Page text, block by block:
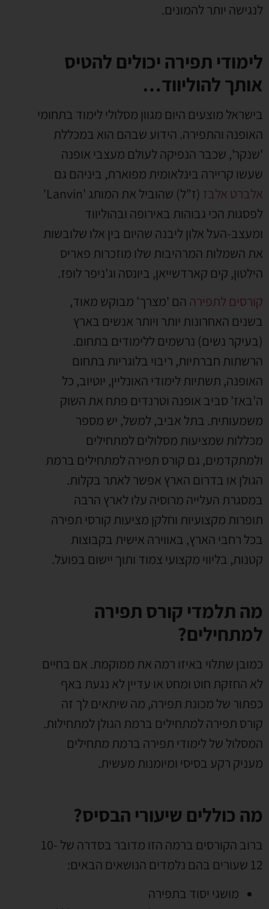
לנגישה יותר להמונים.
לימודי תפירה יכולים להטיס
אותך להוליווד…
בישראל מוצעים היום מגוון מסלולי לימוד בתחומי
האופנה והתפירה. הידוע שבהם הוא במכללת
'שנקר', שכבר הנפיקה לעולם מעצבי אופנה
שעשו קריירה בינלאומית מפוארת, ביניהם גם
אלברט אלבז
(ז"ל) שהוביל את המותג 'Lanvin'
לפסגות הכי גבוהות באירופה ובהוליווד
ומעצב-העל אלון ליבנה שהיום בין אלו שלובשות
את השמלות המרהיבות שלו מוזכרות פאריס
הילטון, קים קארדשייאן, ביונסה וג'ניפר לופז.
קורסים לתפירה הם 'מצרך' מבוקש מאוד,
בשנים האחרונות יותר ויותר אנשים בארץ
(בעיקר נשים) נרשמים ללימודים בתחום.
הרשתות חברתיות, ריבוי בלוגריות בתחום
האופנה, תשתיות לימודי האונליין, יוטיוב, כל
ה'באז' סביב אופנה וטרנדים פתח את השוק
משמעותית. בתל אביב, למשל, יש מספר
מכללות שמציעות מסלולים למתחילים
ולמתקדמים, גם קורס תפירה למתחילים ברמת
הגולן או בדרום הארץ אפשר לאתר בקלות.
במסגרת העלייה מרוסיה עלו לארץ הרבה
תופרות מקצועיות וחלקן מציעות קורסי תפירה
בכל רחבי הארץ, באווירה אישית בקבוצות
קטנות, בליווי מקצועי צמוד ותוך יישום בפועל.
מה תלמדי קורס תפירה
למתחילים?
כמובן שתלוי באיזו רמה את ממוקמת. אם בחיים
לא החזקת חוט ומחט או עדיין לא נגעת באף
כפתור של מכונת תפירה, מה שיתאים לך זה
קורס תפירה למתחילים ברמת הגולן למתחילות.
המסלול של לימודי תפירה ברמת מתחילים
מעניק רקע בסיסי ומיומנות מעשית.
מה כוללים שיעורי הבסיס?
ברוב הקורסים ברמה הזו מדובר בסדרה של 10-
12 שעורים בהם נלמדים הנושאים הבאים:
מושגי יסוד בתפירה